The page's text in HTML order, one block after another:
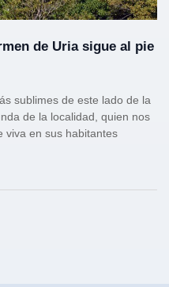
de Uria sigue al pie
sublimes de este lado de la
de la localidad, quien nos
viva en sus habitantes